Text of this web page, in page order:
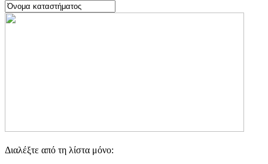
Διαλέξτε από τη λίστα μόνο: